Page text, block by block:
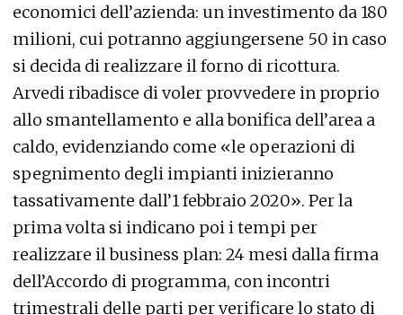
economici dell’azienda: un investimento da 180
milioni, cui potranno aggiungersene 50 in caso
si decida di realizzare il forno di ricottura.
Arvedi ribadisce di voler provvedere in proprio
allo smantellamento e alla bonifica dell’area a
caldo, evidenziando come «le operazioni di
spegnimento degli impianti inizieranno
tassativamente dall’1 febbraio 2020». Per la
prima volta si indicano poi i tempi per
realizzare il business plan: 24 mesi dalla firma
dell’Accordo di programma, con incontri
trimestrali delle parti per verificare lo stato di